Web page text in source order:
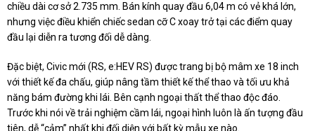
chiều dài cơ sở 2.735 mm. Bán kính quay đầu 6,04 m có vẻ khá lớn,
nhưng việc điều khiển chiếc sedan cỡ C xoay trở tại các điểm quay
đầu lại diễn ra tương đối dễ dàng.
Đặc biệt, Civic mới (RS, e:HEV RS) được trang bị bộ mâm xe 18 inch
với thiết kế đa chấu, giúp nâng tầm thiết kế thể thao và tối ưu khả
năng bám đường khi lái. Bên cạnh ngoại thất thể thao độc đáo.
Trước khi nói về trải nghiệm cầm lái, ngoại hình luôn là ấn tượng đầu
tiên, dễ “cảm” nhất khi đối diện với bất kỳ mẫu xe nào.